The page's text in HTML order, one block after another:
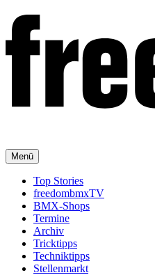
Menü
Top Stories
freedombmxTV
BMX-Shops
Termine
Archiv
Tricktipps
Techniktipps
Stellenmarkt